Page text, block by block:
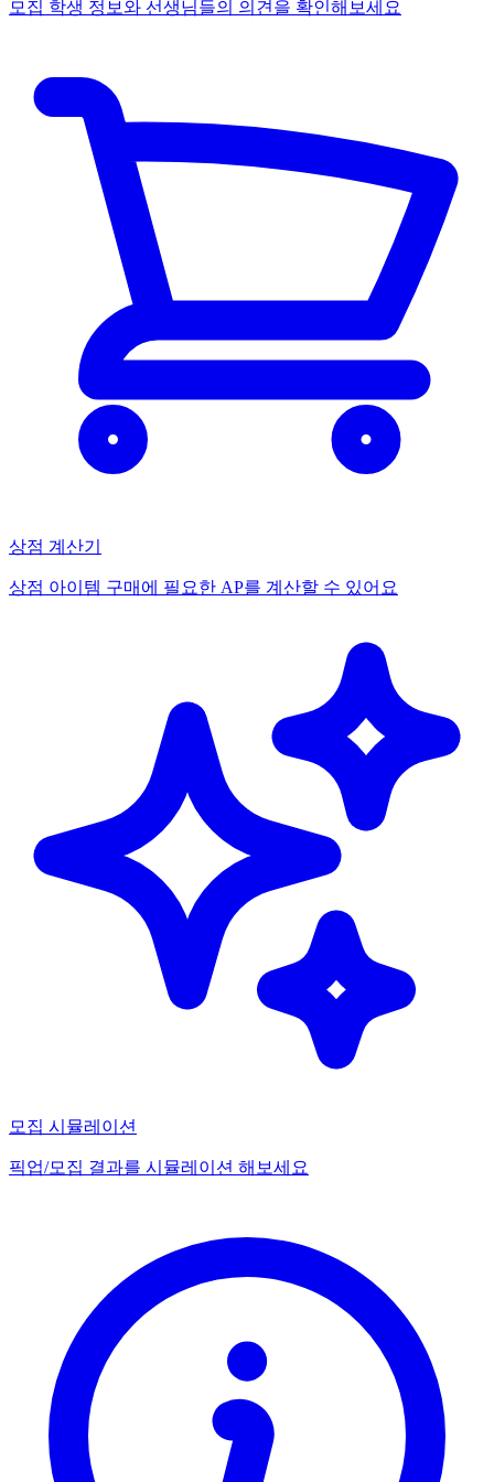
모집 학생 정보와 선생님들의 의견을 확인해보세요
상점 계산기
상점 아이템 구매에 필요한 AP를 계산할 수 있어요
모집 시뮬레이션
픽업/모집 결과를 시뮬레이션 해보세요